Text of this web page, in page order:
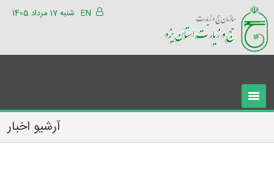
شنبه 17 مرداد 1405 EN
آرشیو اخبار